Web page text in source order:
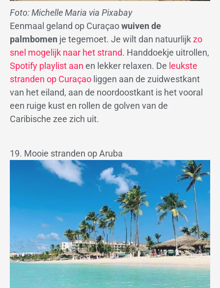
Foto: Michelle Maria via Pixabay
Eenmaal geland op Curaçaowuiven de
palmbomen je tegemoet. Je wilt dan natuurlijkzo
snel mogelijk naar het strand. Handdoekje uitrollen,
Spotify playlist aan en lekker relaxen. De leukste
stranden op Curaçao liggen aan de zuidwestkant
van het eiland, aan de noordoostkant is het vooral
een ruige kust en rollen de golven van de
Caribische zee zich uit.
19. Mooie stranden op Aruba